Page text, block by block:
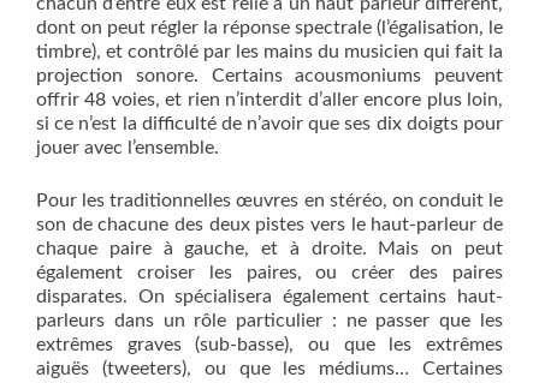
chacun d’entre eux est relié à un haut parleur différent,
dont on peut régler la réponse spectrale (l’égalisation, le
timbre), et contrôlé par les mains du musicien qui fait la
projection sonore. Certains acousmoniums peuvent
offrir 48 voies, et rien n’interdit d’aller encore plus loin,
si ce n’est la difficulté de n’avoir que ses dix doigts pour
jouer avec l’ensemble.
Pour les traditionnelles œuvres en stéréo, on conduit le
son de chacune des deux pistes vers le haut-parleur de
chaque paire à gauche, et à droite. Mais on peut
également croiser les paires, ou créer des paires
disparates. On spécialisera également certains haut-
parleurs dans un rôle particulier : ne passer que les
extrêmes graves (sub-basse), ou que les extrêmes
aiguës (tweeters), ou que les médiums… Certaines